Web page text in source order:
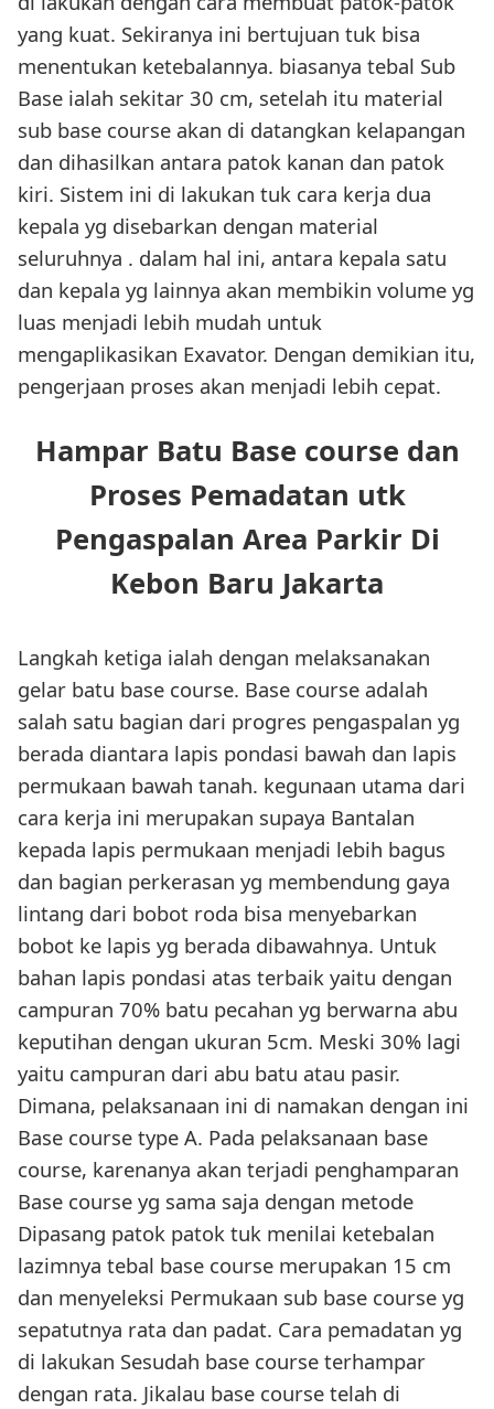
yang kuat. Sekiranya ini bertujuan tuk bisa
menentukan ketebalannya. biasanya tebal Sub
Base ialah sekitar 30 cm, setelah itu material
sub base course akan di datangkan kelapangan
dan dihasilkan antara patok kanan dan patok
kiri. Sistem ini di lakukan tuk cara kerja dua
kepala yg disebarkan dengan material
seluruhnya . dalam hal ini, antara kepala satu
dan kepala yg lainnya akan membikin volume yg
luas menjadi lebih mudah untuk
mengaplikasikan Exavator. Dengan demikian itu,
pengerjaan proses akan menjadi lebih cepat.
Hampar Batu Base course dan
Proses Pemadatan utk
Pengaspalan Area Parkir Di
Kebon Baru Jakarta
Langkah ketiga ialah dengan melaksanakan
gelar batu base course. Base course adalah
salah satu bagian dari progres pengaspalan yg
berada diantara lapis pondasi bawah dan lapis
permukaan bawah tanah. kegunaan utama dari
cara kerja ini merupakan supaya Bantalan
kepada lapis permukaan menjadi lebih bagus
dan bagian perkerasan yg membendung gaya
lintang dari bobot roda bisa menyebarkan
bobot ke lapis yg berada dibawahnya. Untuk
bahan lapis pondasi atas terbaik yaitu dengan
campuran 70% batu pecahan yg berwarna abu
keputihan dengan ukuran 5cm. Meski 30% lagi
yaitu campuran dari abu batu atau pasir.
Dimana, pelaksanaan ini di namakan dengan ini
Base course type A. Pada pelaksanaan base
course, karenanya akan terjadi penghamparan
Base course yg sama saja dengan metode
Dipasang patok patok tuk menilai ketebalan
lazimnya tebal base course merupakan 15 cm
dan menyeleksi Permukaan sub base course yg
sepatutnya rata dan padat. Cara pemadatan yg
di lakukan Sesudah base course terhampar
dengan rata. Jikalau base course telah di